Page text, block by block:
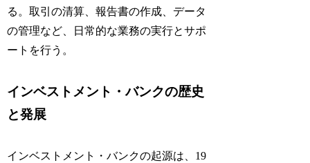
る。取引の清算、報告書の作成、データ
の管理など、日常的な業務の実行とサポ
ートを行う。
インベストメント・バンクの歴史
と発展
インベストメント・バンクの起源は、19